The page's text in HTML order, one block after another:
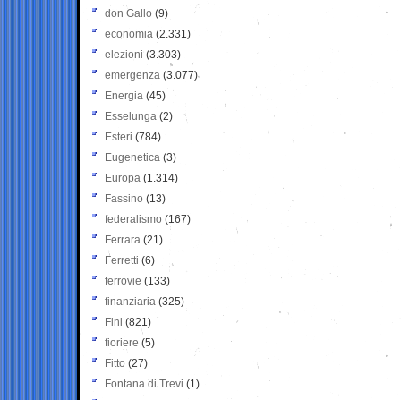
don Gallo (9)
economia (2.331)
elezioni (3.303)
emergenza (3.077)
Energia (45)
Esselunga (2)
Esteri (784)
Eugenetica (3)
Europa (1.314)
Fassino (13)
federalismo (167)
Ferrara (21)
Ferretti (6)
ferrovie (133)
finanziaria (325)
Fini (821)
fioriere (5)
Fitto (27)
Fontana di Trevi (1)